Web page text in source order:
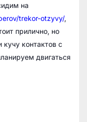
на
trekor-otzyvy/,
прилично, но
контактов с
двигаться